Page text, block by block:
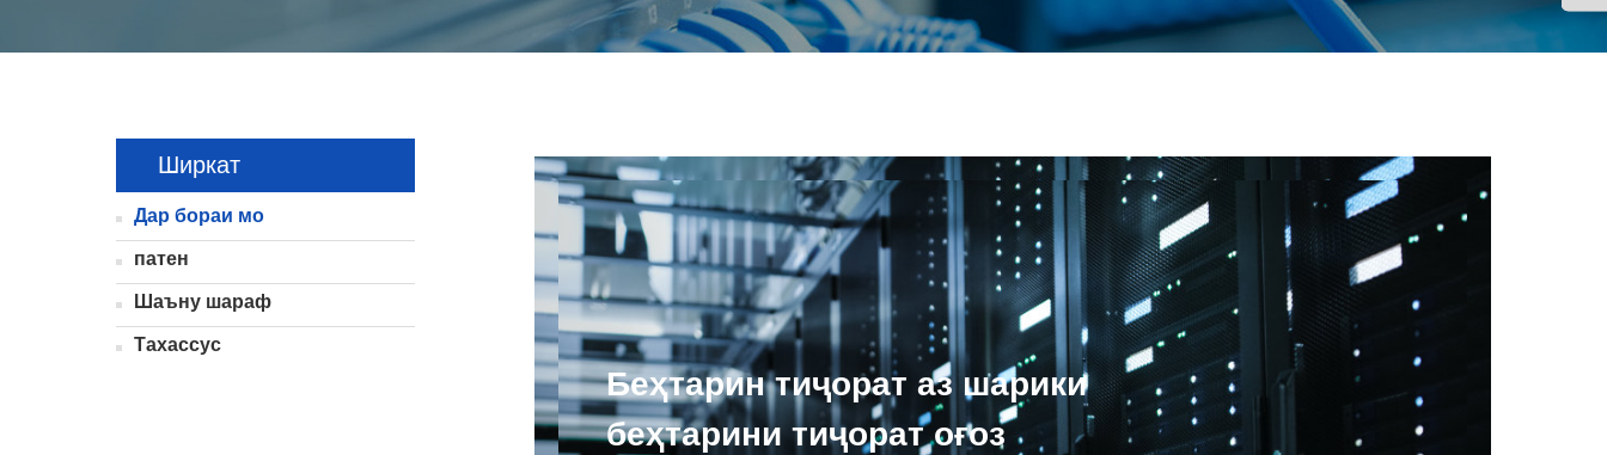
Ширкат
Дар бораи мо
патен
Шаъну шараф
Тахассус
Беҳтарин тиҷорат аз шарики
беҳтарини тиҷорат оғоз